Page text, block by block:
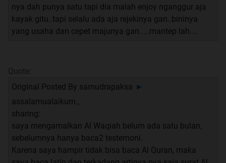
kumpulan FR 12 by agan hikaru486
kumpulan FR 13 by agan hikaru486
kumpulan FR 14 by agan hikaru486
Quote:
Original Posted By
mw sharing pengalaman ngamalin surah al waqiah..
beberapa bulan yll saya bener2 galau abis. ngelamar
nya dah punya satu tapi dia malah enjoy nganggur aja
kayak gitu..tapi selalu ada aja rejekinya gan..bininya
yang usaha dan cepet majunya gan.....mantep lah....
Quote:
Original Posted By samudrapaksa ►
assalamualaikum.,
sharing:
saya mengamalkan Al Waqiah belum ada satu bulan,
sebelumnya hanya baca2 testemoni.
Karena saya hampir tidak bisa baca Al Quran, maka